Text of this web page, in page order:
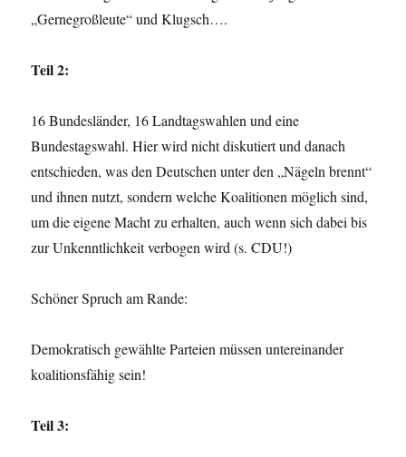
„Gernegroßleute“ und Klugsch….
Teil 2:
16 Bundesländer, 16 Landtagswahlen und eine
Bundestagswahl. Hier wird nicht diskutiert und danach
entschieden, was den Deutschen unter den „Nägeln brennt“
und ihnen nutzt, sondern welche Koalitionen möglich sind,
um die eigene Macht zu erhalten, auch wenn sich dabei bis
zur Unkenntlichkeit verbogen wird (s. CDU!)
Schöner Spruch am Rande:
Demokratisch gewählte Parteien müssen untereinander
koalitionsfähig sein!
Teil 3: